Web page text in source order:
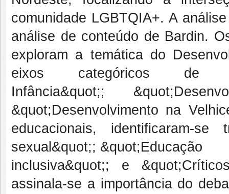
comunidade LGBTQIA+. A
análise de conteúdo de Bardin.
exploram a temática do
eixos categóricos de
Infância&quot;;
&quot;Desenvolvimento na
educacionais, identificaram-se
sexual&quot;; &quot;Educação
inclusiva&quot;; e
assinala-se a importância do